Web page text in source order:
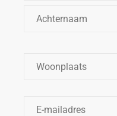
Woonplaats